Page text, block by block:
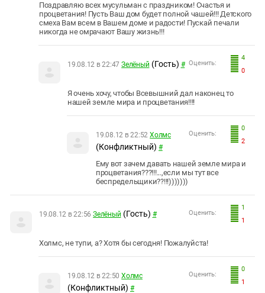
Поздравляю всех мусульман с праздником! Счастья и
процветания! Пусть Ваш дом будет полной чашей!!! Детского
смеха Вам всем в Вашем доме и радости! Пускай печали
никогда не омрачают Вашу жизнь!!!
4
0
Оценить:
19.08.12 в 22:47 Зелёный (Гость) #
Я очень хочу, чтобы Всевышний дал наконец то
нашей земле мира и процветания!!!!
0
2
Оценить:
19.08.12 в 22:52 Холмс
(Конфликтный) #
Ему вот зачем давать нашей земле мира и
процветания???!!!...,если мы тут все
беспредельщики??!!!)))))))
1
1
Оценить:
19.08.12 в 22:56 Зелёный (Гость) #
Холмс, не тупи, а? Хотя бы сегодня! Пожалуйста!
0
1
Оценить:
19.08.12 в 22:50 Холмс
(Конфликтный) #